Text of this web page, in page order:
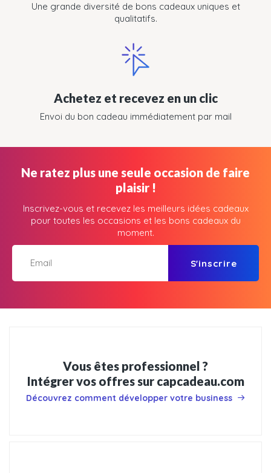
Une grande diversité de bons cadeaux uniques et
qualitatifs.
Achetez et recevez en un clic
Envoi du bon cadeau immédiatement par mail
Ne ratez plus une seule occasion de faire
plaisir !
Inscrivez-vous et recevez les meilleurs idées cadeaux
pour toutes les occasions et les bons cadeaux du
moment.
S'inscrire
Vous êtes professionnel ?
Intégrer vos offres sur capcadeau.com
Découvrez comment développer votre business